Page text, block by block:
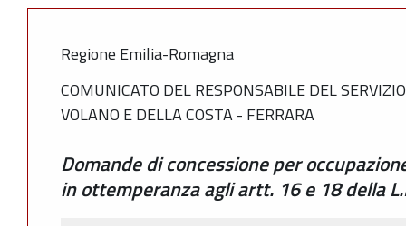
Regione Emilia-Romagna
COMUNICATO DEL RESPONSABILE DEL
VOLANO E DELLA COSTA - FERRARA
Domande di concessione per
in ottemperanza agli artt. 16 e 18 della